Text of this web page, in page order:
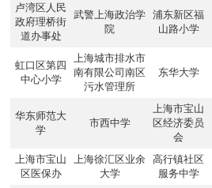
卢湾区人民
政府理桥街
道办事处
武警上海政治学
院
浦东新区福
山路小学
虹口区第四
中心小学
上海城市排水市
南有限公司南区
污水管理所
东华大学
华东师范大
学
市西中学
上海市宝山
区经济委员
会
上海市宝山
区医保办
上海徐汇区业余
大学
高行镇社区
服务中学